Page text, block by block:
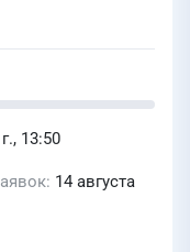
13:50
14 августа